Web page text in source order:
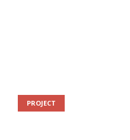
PROJECT